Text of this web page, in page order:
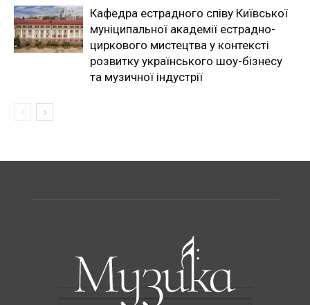
Кафедра естрадного співу Київської
муніципальної академії естрадно-
циркового мистецтва у контексті
розвитку українського шоу-бізнесу
та музичної індустрії